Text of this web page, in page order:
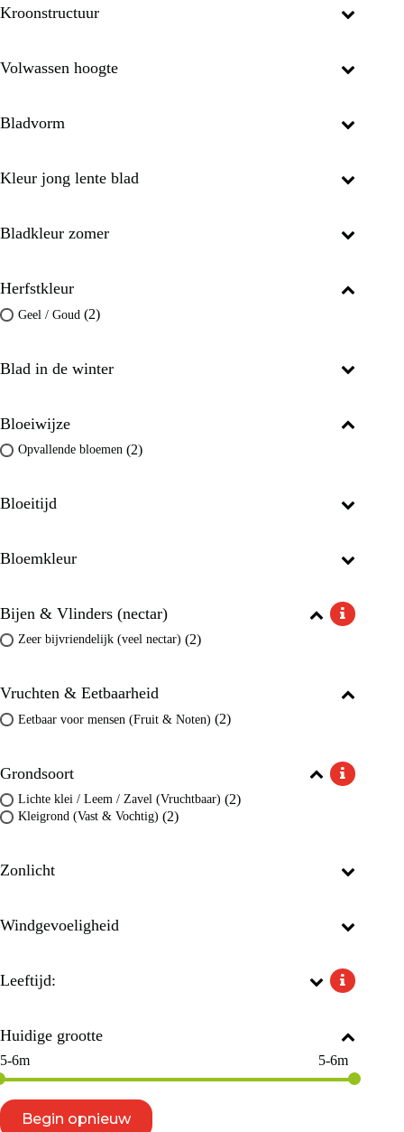
Kroonstructuur
Volwassen hoogte
Bladvorm
Kleur jong lente blad
Bladkleur zomer
Herfstkleur
Geel / Goud (2)
Blad in de winter
Bloeiwijze
Opvallende bloemen (2)
Bloeitijd
Bloemkleur
Bijen & Vlinders (nectar)
Zeer bijvriendelijk (veel nectar) (2)
Vruchten & Eetbaarheid
Eetbaar voor mensen (Fruit & Noten) (2)
Grondsoort
Lichte klei / Leem / Zavel (Vruchtbaar) (2)
Kleigrond (Vast & Vochtig) (2)
Zonlicht
Windgevoeligheid
Leeftijd:
Huidige grootte
5-6m 5-6m
Begin opnieuw